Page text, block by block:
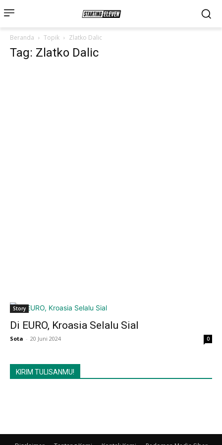
Beranda Topik Zlatko Dalic
Tag: Zlatko Dalic
Story
Di EURO, Kroasia Selalu Sial
Sota - 20 Juni 2024 0
KIRIM TULISANMU!